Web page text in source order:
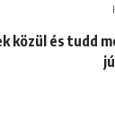
közül és tudd